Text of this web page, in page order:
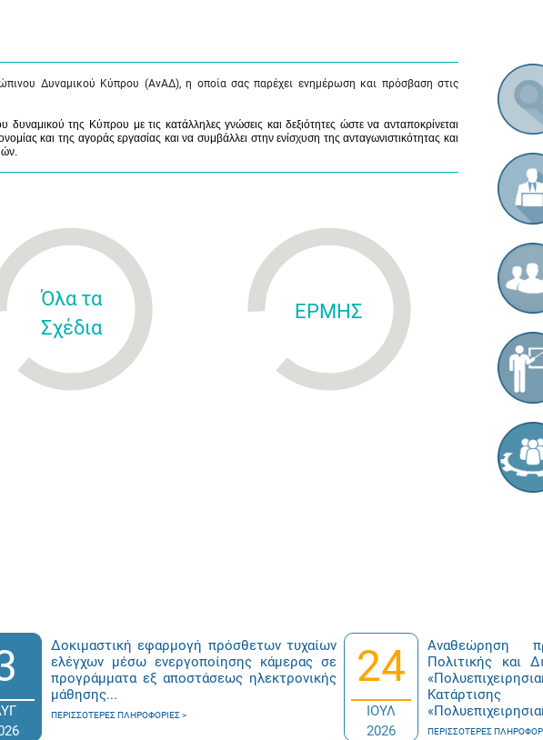
Δυναμικού Κύπρου (ΑνΑΔ), η οποία σας παρέχει ενημέρωση και πρόσβαση στις
της Κύπρου με τις κατάλληλες γνώσεις και δεξιότητες ώστε να ανταποκρίνεται
και της αγοράς εργασίας και να συμβάλλει στην ενίσχυση της ανταγωνιστικότητας και
Όλα τα
Σχέδια
ΕΡΜΗΣ
Δοκιμαστική εφαρμογή πρόσθετων τυχαίων
ελέγχων μέσω ενεργοποίησης κάμερας σε
προγράμματα εξ αποστάσεως ηλεκτρονικής
μάθησης...
ΠΕΡΙΣΣΌΤΕΡΕΣ ΠΛΗΡΟΦΟΡΊΕΣ
24
ΙΟΥΛ
2026
Αναθεώρηση
Πολιτικής και
ΠΕΡΙΣΣΌΤΕΡΕΣ